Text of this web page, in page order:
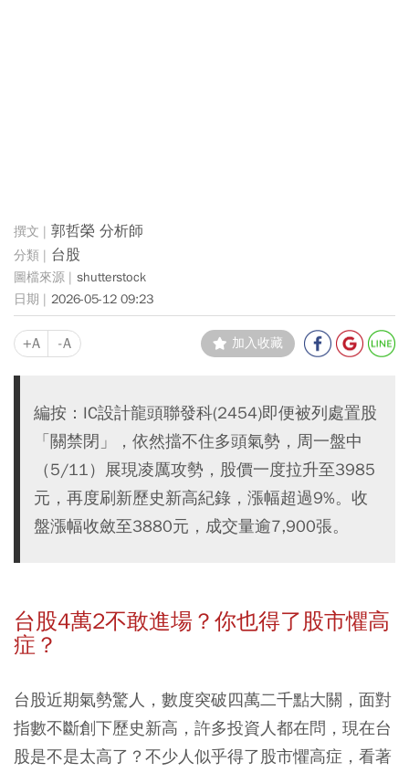
郭哲榮 分析師
台股
shutterstock
2026-05-12 09:23
+A -A 加入收藏
編按：IC設計龍頭聯發科(2454)即便被列處置股
「關禁閉」，依然擋不住多頭氣勢，周一盤中
（5/11）展現凌厲攻勢，股價一度拉升至3985
元，再度刷新歷史新高紀錄，漲幅超過9%。收
盤漲幅收斂至3880元，成交量逾7,900張。
台股4萬2不敢進場？你也得了股市懼高
症？
台股近期氣勢驚人，數度突破四萬二千點大關，面對
指數不斷創下歷史新高，許多投資人都在問，現在台
股是不是太高了？不少人似乎得了股市懼高症，看著